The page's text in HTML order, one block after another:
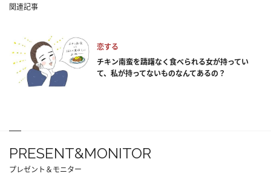
関連記事
恋する
チキン南蛮を躊躇なく食べられる女が持ってい
て、私が持ってないものなんてあるの？
PRESENT&MONITOR
プレゼント＆モニター